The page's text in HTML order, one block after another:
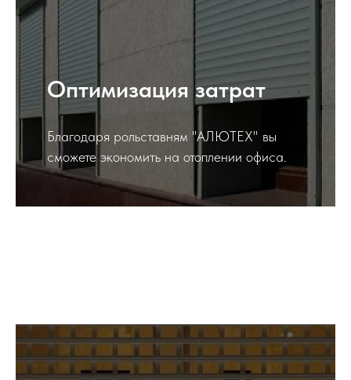
Оптимизация затрат
Благодаря рольставням "АЛЮТЕХ" вы
сможете экономить на отоплении офиса.